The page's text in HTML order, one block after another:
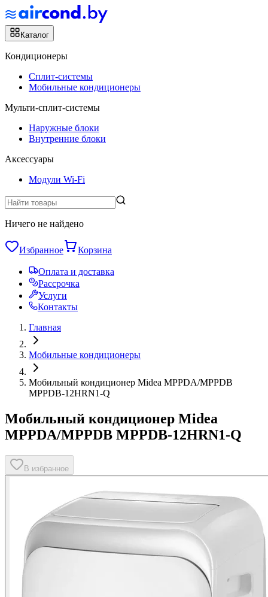
Каталог
Кондиционеры
Сплит-системы
Мобильные кондиционеры
Мульти-сплит-системы
Наружные блоки
Внутренние блоки
Аксессуары
Модули Wi-Fi
Ничего не найдено
Избранное Корзина
Оплата и доставка
Рассрочка
Услуги
Контакты
Главная
Мобильные кондиционеры
Мобильный кондиционер Midea MPPDA/MPPDB
MPPDB-12HRN1-Q
Мобильный кондиционер Midea
MPPDA/MPPDB MPPDB-12HRN1-Q
В избранное